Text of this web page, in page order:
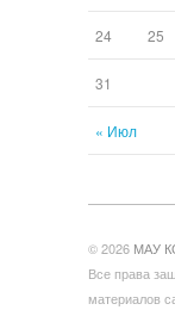
« Июл
24 25
31
© 2026 МАУ
Все права
материалов